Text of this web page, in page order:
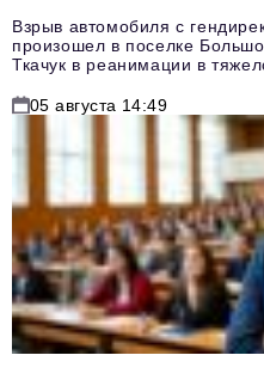
Взрыв автомобиля с
произошел в поселке
Ткачук в реанимации в
05 августа 14:49